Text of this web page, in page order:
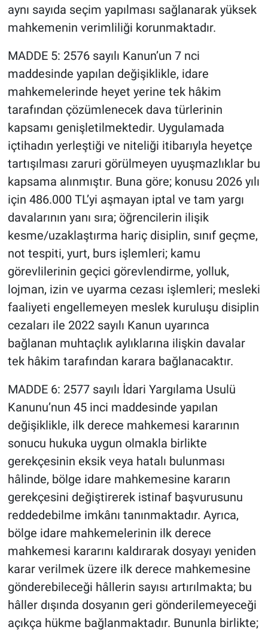
aynı sayıda seçim yapılması sağlanarak yüksek
mahkemenin verimliliği korunmaktadır.
MADDE 5: 2576 sayılı Kanun’un 7 nci
maddesinde yapılan değişiklikle, idare
mahkemelerinde heyet yerine tek hâkim
tarafından çözümlenecek dava türlerinin
kapsamı genişletilmektedir. Uygulamada
içtihadın yerleştiği ve niteliği itibarıyla heyetçe
tartışılması zaruri görülmeyen uyuşmazlıklar bu
kapsama alınmıştır. Buna göre; konusu 2026 yılı
için 486.000 TL’yi aşmayan iptal ve tam yargı
davalarının yanı sıra; öğrencilerin ilişik
kesme/uzaklaştırma hariç disiplin, sınıf geçme,
not tespiti, yurt, burs işlemleri; kamu
görevlilerinin geçici görevlendirme, yolluk,
lojman, izin ve uyarma cezası işlemleri; mesleki
faaliyeti engellemeyen meslek kuruluşu disiplin
cezaları ile 2022 sayılı Kanun uyarınca
bağlanan muhtaçlık aylıklarına ilişkin davalar
tek hâkim tarafından karara bağlanacaktır.
MADDE 6: 2577 sayılı İdari Yargılama Usulü
Kanunu’nun 45 inci maddesinde yapılan
değişiklikle, ilk derece mahkemesi kararının
sonucu hukuka uygun olmakla birlikte
gerekçesinin eksik veya hatalı bulunması
hâlinde, bölge idare mahkemesine kararın
gerekçesini değiştirerek istinaf başvurusunu
reddedebilme imkânı tanınmaktadır. Ayrıca,
bölge idare mahkemelerinin ilk derece
mahkemesi kararını kaldırarak dosyayı yeniden
karar verilmek üzere ilk derece mahkemesine
gönderebileceği hâllerin sayısı artırılmakta; bu
hâller dışında dosyanın geri gönderilemeyeceği
açıkça hükme bağlanmaktadır. Bununla birlikte;